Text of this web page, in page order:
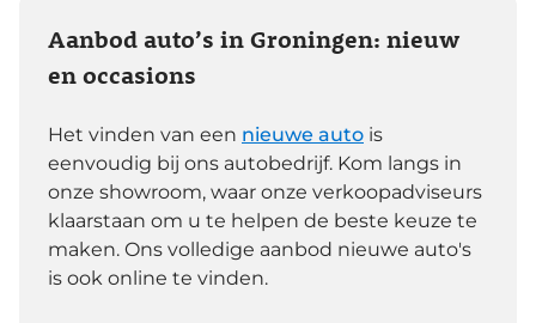
Aanbod auto’s in Groningen: nieuw
en occasions
Het vinden van een nieuwe auto is
eenvoudig bij ons autobedrijf. Kom langs in
onze showroom, waar onze verkoopadviseurs
klaarstaan om u te helpen de beste keuze te
maken. Ons volledige aanbod nieuwe auto's
is ook online te vinden.